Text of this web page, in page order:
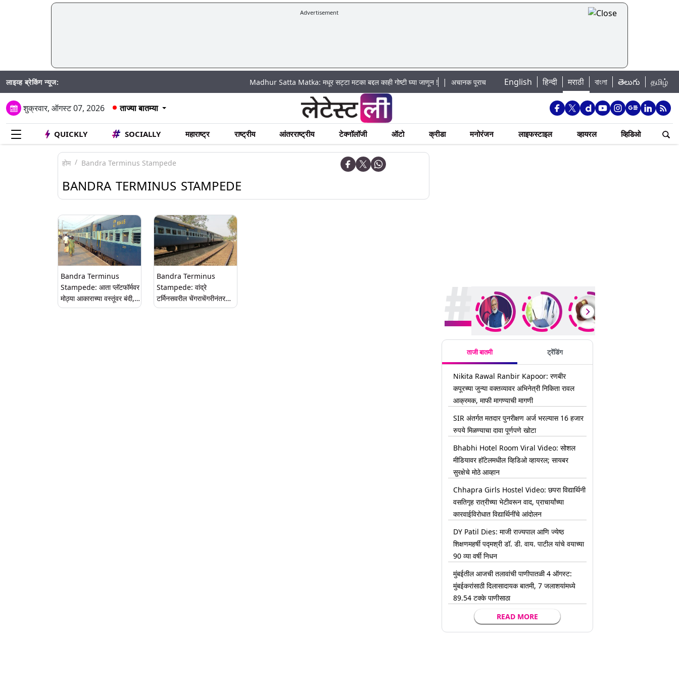
Advertisement
लाइव्ह ब्रेकिंग न्यूज: Madhur Satta Matka: मधूर सट्टा मटका बद्दल काही गोष्टी घ्या जाणून !|अचानक पूराचा धोका: खडकवासला धरणातून मुठानदी पात्रात विसर्ग सुरु; नागरिकांना नदीपात्रात न
English हिन्दी मराठी বাংলা తెలుగు தமிழ்
शुक्रवार, ऑगस्ट 07, 2026 ताज्या बातम्या
QUICKLY SOCIALLY महाराष्ट्र राष्ट्रीय आंतरराष्ट्रीय टेक्नॉलॉजी ऑटो क्रीडा मनोरंजन लाइफस्टाइल व्हायरल व्हिडिओ
होम Bandra Terminus Stampede
BANDRA TERMINUS STAMPEDE
Bandra Terminus
Stampede: आता प्लॅटफॉर्मवर
मोठ्या आकाराच्या वस्तूंवर बंदी,
ट्रेनमधील सामानावर वजनाची
Bandra Terminus
Stampede: वांद्रे
टर्मिनसवरील चेंगराचेंगरीनंतर
पश्चिम रेल्वेचा मोठा निर्णय;
ताजी बातमी ट्रेंडिंग
Nikita Rawal Ranbir Kapoor: रणबीर
कपूरच्या जुन्या वक्तव्यावर अभिनेत्री निकिता रावल
आक्रमक, माफी मागण्याची मागणी
SIR अंतर्गत मतदार पुनरीक्षण अर्ज भरल्यास 16 हजार
रुपये मिळण्याचा दावा पूर्णपणे खोटा
Bhabhi Hotel Room Viral Video: सोशल
मीडियावर हॉटेलमधील व्हिडिओ व्हायरल; सायबर
सुरक्षेचे मोठे आव्हान
Chhapra Girls Hostel Video: छपरा विद्यार्थिनी
वसतिगृह रात्रीच्या भेटीवरून वाद, प्राचार्यांच्या
कारवाईविरोधात विद्यार्थिनींचे आंदोलन
DY Patil Dies: माजी राज्यपाल आणि ज्येष्ठ
शिक्षणमहर्षी पद्मश्री डॉ. डी. वाय. पाटील यांचे वयाच्या
90 व्या वर्षी निधन
मुंबईतील आजची तलावांची पाणीपातळी 4 ऑगस्ट:
मुंबईकरांसाठी दिलासादायक बातमी, 7 जलाशयांमध्ये
89.54 टक्के पाणीसाठा
READ MORE